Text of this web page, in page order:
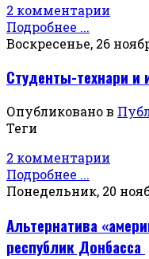
2 комментарии
Подробнее ...
Воскресенье, 26
Студенты-технари и
Опубликовано в
Теги
2 комментарии
Подробнее ...
Понедельник, 20
Альтернатива
республик Донбасса